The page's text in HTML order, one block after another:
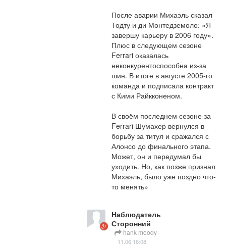
После аварии Михаэль сказал
Тодту и ди Монтедземоло: «Я
завершу карьеру в 2006 году».
Плюс в следующем сезоне
Ferrari оказалась
неконкурентоспособна из-за
шин. В итоге в августе 2005-го
команда и подписала контракт
с Кими Райкконеном.
В своём последнем сезоне за
Ferrari Шумахер вернулся в
борьбу за титул и сражался с
Алонсо до финального этапа.
Может, он и передумал бы
уходить. Но, как позже признал
Михаэль, было уже поздно что-
то менять»
Наблюдатель
Сторонний
hank moody
11.06 16:08